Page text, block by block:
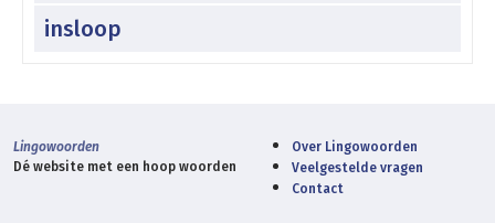
insloop
Lingowoorden
Dé website met een hoop woorden
Over Lingowoorden
Veelgestelde vragen
Contact